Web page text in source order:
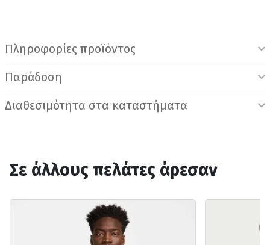
Πληροφορίες προϊόντος
Παράδοση
Διαθεσιμότητα στα καταστήματα
Σε άλλους πελάτες άρεσαν